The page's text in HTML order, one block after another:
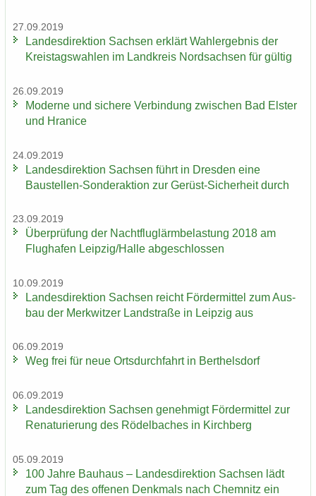
27.09.2019
Lan­des­di­rek­ti­on Sach­sen er­klärt Wahl­er­geb­nis der
Kreis­tags­wah­len im Land­kreis Nord­sach­sen für gül­tig
26.09.2019
Mo­der­ne und si­che­re Ver­bin­dung zwi­schen Bad Els­ter
und Hra­nice
24.09.2019
Lan­des­di­rek­ti­on Sach­sen führt in Dres­den eine
Baustellen-​Sonderaktion zur Gerüst-​Sicherheit durch
23.09.2019
Über­prü­fung der Nacht­flug­lärm­be­las­tung 2018 am
Flug­ha­fen Leip­zig/Halle ab­ge­schlos­sen
10.09.2019
Lan­des­di­rek­ti­on Sach­sen reicht För­der­mit­tel zum Aus­
bau der Merk­wit­zer Land­stra­ße in Leip­zig aus
06.09.2019
Weg frei für neue Orts­durch­fahrt in Bert­hels­dorf
06.09.2019
Lan­des­di­rek­ti­on Sach­sen ge­neh­migt För­der­mit­tel zur
Re­na­tu­rie­rung des Rö­del­ba­ches in Kirch­berg
05.09.2019
100 Jahre Bau­haus – Lan­des­di­rek­ti­on Sach­sen lädt
zum Tag des of­fe­nen Denk­mals nach Chem­nitz ein